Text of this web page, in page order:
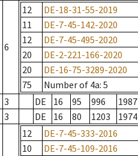
6
12
DE-18-31-55-2019
11
DE-7-45-142-2020
12
DE-7-45-495-2020
20
DE-2-221-166-2020
20
DE-16-75-3289-2020
75
Number of 4a: 5
3 DE 16 95 996
1987
3 DE 16 80 1203
1974
12
DE-7-45-333-2016
10
DE-7-45-109-2016